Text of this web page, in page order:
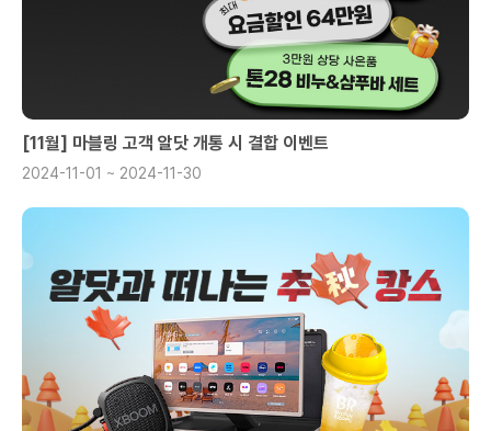
[11월] 마블링 고객 알닷 개통 시 결합 이벤트
2024-11-01 ~ 2024-11-30